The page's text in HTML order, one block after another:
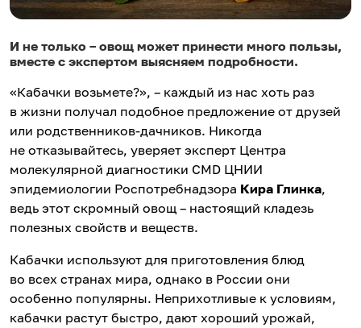
И не только – овощ может принести много пользы,
вместе с экспертом выясняем подробности.
«Кабачки возьмете?», – каждый из нас хоть раз
в жизни получал подобное предложение от друзей
или родственников-дачников. Никогда
не отказывайтесь, уверяет эксперт Центра
молекулярной диагностики CMD ЦНИИ
эпидемиологии Роспотребнадзора Кира Глинка,
ведь этот скромный овощ – настоящий кладезь
полезных свойств и веществ.
Кабачки используют для приготовления блюд
во всех странах мира, однако в России они
особенно популярны. Неприхотливые к условиям,
кабачки растут быстро, дают хороший урожай,